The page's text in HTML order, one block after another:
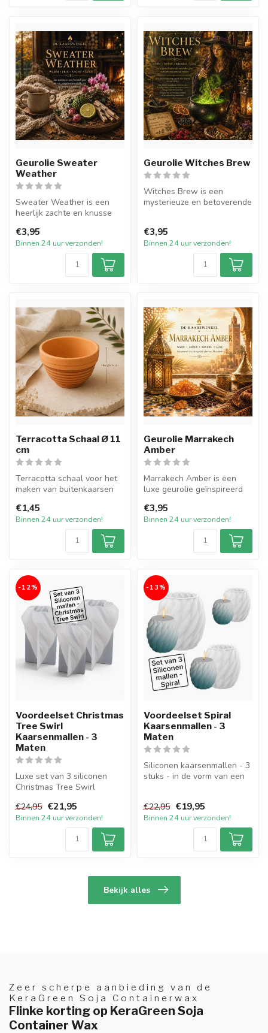
Geurolie Sweater
Weather
Sweater Weather is een
heerlijk zachte en knusse
warmte ...
€3,95
Binnen 24 uur verzonden!
Geurolie Witches Brew
Witches Brew is een
mysterieuze en betoverende
€3,95
Binnen 24 uur verzonden!
Terracotta Schaal Ø 11
cm
Terracotta schaal voor het
maken van buitenkaarsen
11...
€1,45
Binnen 24 uur verzonden!
Geurolie Marrakech
Amber
Marrakech Amber is een
luxe geurolie geïnspireerd
sfeer va...
€3,95
Binnen 24 uur verzonden!
-12%
Voordeelset Christmas
Tree Swirl
Kaarsenmallen - 3
Maten
Luxe set van 3 siliconen
Christmas Tree Swirl
verschillende for...
€24,95 €21,95
Binnen 24 uur verzonden!
-13%
Voordeelset Spiral
Kaarsenmallen - 3
Maten
Siliconen kaarsenmallen - 3
stuks - in de vorm van een
€22,95 €19,95
Binnen 24 uur verzonden!
Bekijk alles
Zeer scherpe aanbieding van de
KeraGreen Soja Containerwax
Flinke korting op KeraGreen Soja
Container Wax